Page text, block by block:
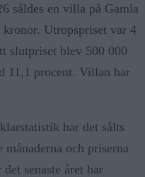
såldes en villa på Gamla
Utropspriset var 4
slutpriset blev 500 000
11,1 procent. Villan har
har det sålts
och priserna
senaste året har